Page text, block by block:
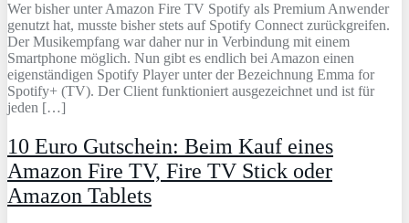
Wer bisher unter Amazon Fire TV Spotify als Premium Anwender
genutzt hat, musste bisher stets auf Spotify Connect zurückgreifen.
Der Musikempfang war daher nur in Verbindung mit einem
Smartphone möglich. Nun gibt es endlich bei Amazon einen
eigenständigen Spotify Player unter der Bezeichnung Emma for
Spotify+ (TV). Der Client funktioniert ausgezeichnet und ist für
jeden […]
10 Euro Gutschein: Beim Kauf eines
Amazon Fire TV, Fire TV Stick oder
Amazon Tablets